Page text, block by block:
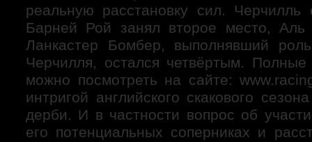
реальную расстановку сил. Черчилль
Барней Рой занял второе место,
Ланкастер Бомбер, выполнявший
Черчилля, остался четвёртым. Полные
можно посмотреть на сайте:
интригой английского скакового
дерби. И в частности вопрос об
его потенциальных соперниках и